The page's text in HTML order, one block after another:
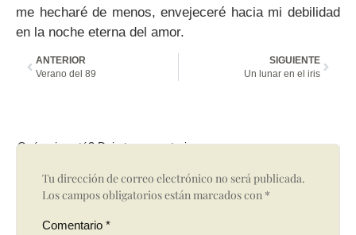
me hecharé de menos, envejeceré hacia mi debilidad
en la noche eterna del amor.
ANTERIOR
Verano del 89
SIGUIENTE
Un lunar en el iris
Qué opinas tú? Deja tu comentario
Tu dirección de correo electrónico no será publicada.
Los campos obligatorios están marcados con *
Comentario *